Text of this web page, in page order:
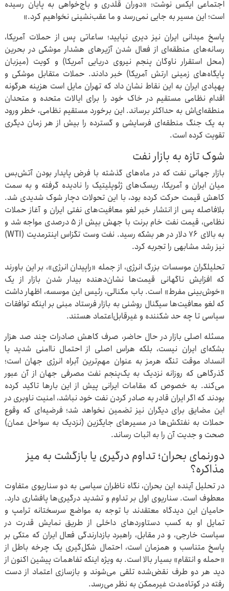
اجتماعی ایکس نوشت: «دوران قلدری و باج‌خواهی به پایان رسیده
است؛ این مسیر به جایی نمی‌رسد و ما عقب‌نشینی نخواهیم کرد.»
پاسخ میدانی ایران نیز دیری نپایید؛ ساعاتی پس از حملات آمریکا،
رسانه‌های منطقه‌ای از فعال شدن آژیرهای هشدار موشکی در بحرین
(محل استقرار ناوگان پنجم نیروی دریایی آمریکا) و کویت (میزبان
پایگاه‌های زمینی ارتش آمریکا) خبر دادند. حملات متقابل موشکی و
پهپادی ایران به این نقاط نشان داد که تهران مایل است هزینه هرگونه
اقدام نظامی مستقیم در خاک خود را برای ایالات متحده و متحدان
منطقه‌ای‌اش به حداکثر برساند. این برخورد مستقیم نظامی، خطر ورود
به یک جنگ منطقه‌ای فرسایشی و گسترده را بیش از هر زمان دیگری
تقویت کرده است.
شوک تازه به بازار نفت
بازار جهانی نفت که در ماه‌های گذشته با فرض پایدار بودن آتش‌بس
میان ایران و آمریکا، ریسک‌های ژئوپلیتیک را نادیده گرفته و به سمت
کاهش قیمت حرکت کرده بود، با این تحولات دچار شوک شدیدی شد.
بلافاصله پس از انتشار خبر لغو معافیت‌های نفتی ایران و آغاز حملات
نظامی، قیمت نفت خام برنت با جهش بیش از ۵ درصدی مواجه شد و
به بالای ۷۶ دلار در هر بشکه رسید. نفت وست تگزاس اینترمدیت (WTI)
نیز رشد مشابهی را تجربه کرد.
تحلیلگران موسسات بزرگ انرژی، از جمله «راپیدان انرژی»، بر این باورند
که افزایش ناگهانی قیمت‌ها نشان‌دهنده بیدار شدن بازار از یک
«خوش‌بینی مفرط» است. باب مکنالی، رئیس این موسسه، اظهار داشت
که لغو معافیت‌ها سیگنال روشنی به بازار فرستاد مبنی بر اینکه توافقات
سیاسی تا چه حد شکننده و غیرقابل‌اعتماد هستند.
مسئله اصلی بازار در حال حاضر، صرف کاهش صادرات چند صد هزار
بشکه‌ای ایران نیست، بلکه هراس اصلی از احتمال ناامنی شدید یا
انسداد موقت تنگه هرمز به عنوان مهم‌ترین آبراه انرژی جهان است؛
گذرگاهی که روزانه نزدیک به یک‌پنجم نفت مصرفی جهان از آن عبور
می‌کند. به خصوص که مقامات ایرانی پیش از این بارها تاکید کرده
بودند که اگر ایران قادر به صادر کردن نفت خود نباشد، امنیت ناوبری در
این مضایق برای دیگران نیز تضمین نخواهد شد؛ فرضیه‌ای که وقوع
حملات به نفتکش‌ها در مسیرهای جایگزین (نزدیک به سواحل عمان)
صحت و جدیت آن را به اثبات رساند.
دورنمای بحران؛ تداوم درگیری یا بازگشت به میز
مذاکره؟
در تحلیل آینده این بحران، نگاه ناظران سیاسی به دو سناریوی متفاوت
معطوف است. سناریوی اول بر تداوم و تشدید درگیری‌ها پافشاری دارد.
حامیان این دیدگاه معتقدند با توجه به مواضع سرسختانه ترامپ و
تمایل او به کسب دستاوردهای داخلی از طریق نمایش قدرت در
سیاست خارجی، و در مقابل، راهبرد بازدارندگی فعال ایران که متکی بر
پاسخ متناسب و همزمان است، احتمال شکل‌گیری یک چرخه باطل از
«حمله و انتقام» بسیار بالا است. به ویژه اینکه تفاهمات پیشین اکنون از
دید هر دو طرف نقض‌شده تلقی می‌شوند و بازسازی اعتماد از دست
رفته در کوتاه‌مدت غیرممکن به نظر می‌رسد.